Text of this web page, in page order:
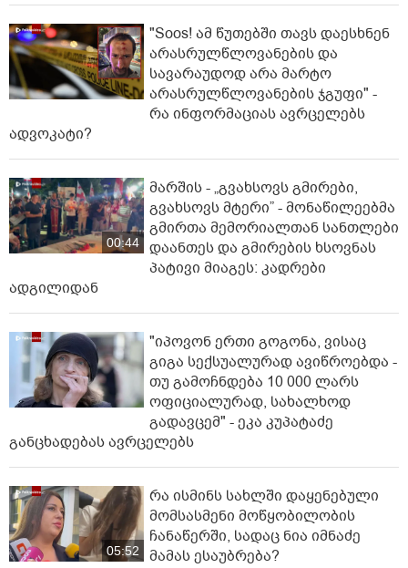
"Soos! ამ წუთებში თავს დაესხნენ
არასრულწლოვანების და
სავარაუდოდ არა მარტო
არასრულწლოვანების ჯგუფი" -
რა ინფორმაციას ავრცელებს
ადვოკატი?
00:44
მარშის - „გვახსოვს გმირები,
გვახსოვს მტერი” - მონაწილეებმა
გმირთა მემორიალთან სანთლები
დაანთეს და გმირების ხსოვნას
პატივი მიაგეს: კადრები
ადგილიდან
"იპოვონ ერთი გოგონა, ვისაც
გიგა სექსუალურად ავიწროებდა -
თუ გამოჩნდება 10 000 ლარს
ოფიციალურად, სახალხოდ
გადავცემ" - ეკა კუპატაძე
განცხადებას ავრცელებს
05:52
რა ისმინს სახლში დაყენებული
მომსასმენი მოწყობილობის
ჩანაწერში, სადაც ნია იმნაძე
მამას ესაუბრება?